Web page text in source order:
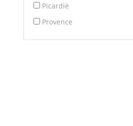
Picardië
Provence